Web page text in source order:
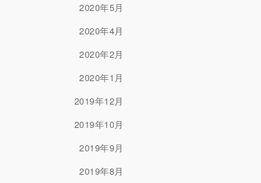
2020年5月
2020年4月
2020年2月
2020年1月
2019年12月
2019年10月
2019年9月
2019年8月